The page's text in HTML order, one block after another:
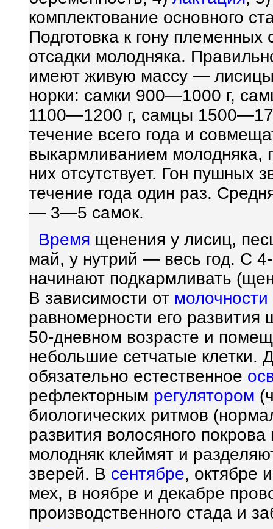
комплектование основного
Подготовка к гону
отсадки молодняка.
имеют живую массу —
норки: самки 900—1000 г,
1100—1200 г, самцы
течение всего года и
выкармливанием молодняка,
них отсутствует. Гон пушных
течение года один раз.
— 3—5 самок.
Время щенения у лисиц,
май, у нутрий — весь год. С
начинают подкармливать
В зависимости от молочности
равномерности его
50-дневном возрасте и
небольшие сетчатые клетки.
обязательно естественное
рефлекторным регулятором
биологических ритмов
развития волосяного
молодняк клеймят и
зверей. В сентябре, октябре
мех, в ноябре и декабре
производственного стада и